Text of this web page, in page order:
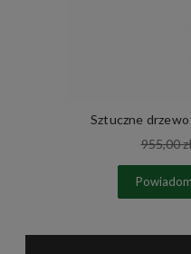
Sztuczne
955,00